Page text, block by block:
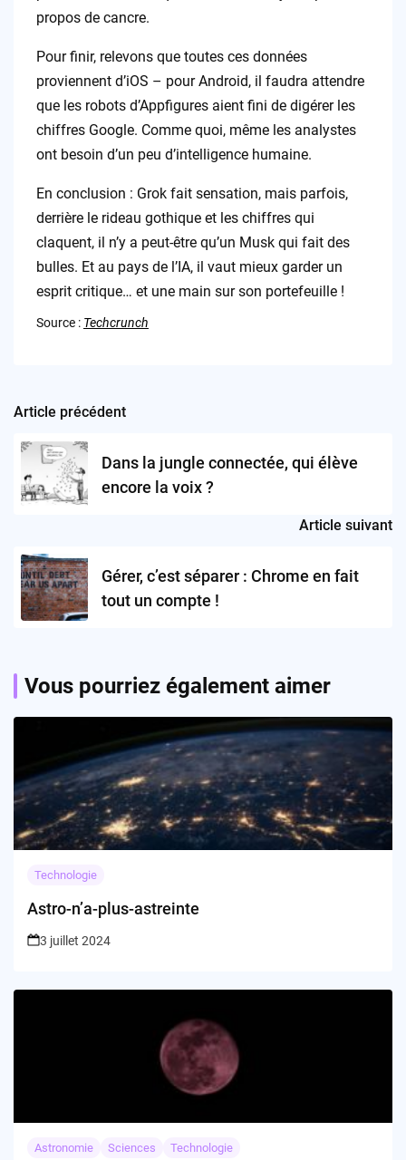
propos de cancre.
Pour finir, relevons que toutes ces données
proviennent d’iOS – pour Android, il faudra attendre
que les robots d’Appfigures aient fini de digérer les
chiffres Google. Comme quoi, même les analystes
ont besoin d’un peu d’intelligence humaine.
En conclusion : Grok fait sensation, mais parfois,
derrière le rideau gothique et les chiffres qui
claquent, il n’y a peut-être qu’un Musk qui fait des
bulles. Et au pays de l’IA, il vaut mieux garder un
esprit critique… et une main sur son portefeuille !
Source : Techcrunch
Post
navigation
Article précédent
Dans la jungle connectée, qui élève
encore la voix ?
Article suivant
Gérer, c’est séparer : Chrome en fait
tout un compte !
Vous pourriez également aimer
Technologie
Astro-n’a-plus-astreinte
3 juillet 2024
Astronomie Sciences Technologie